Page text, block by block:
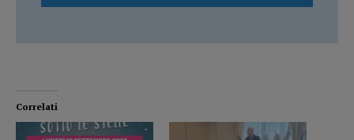
Correlati